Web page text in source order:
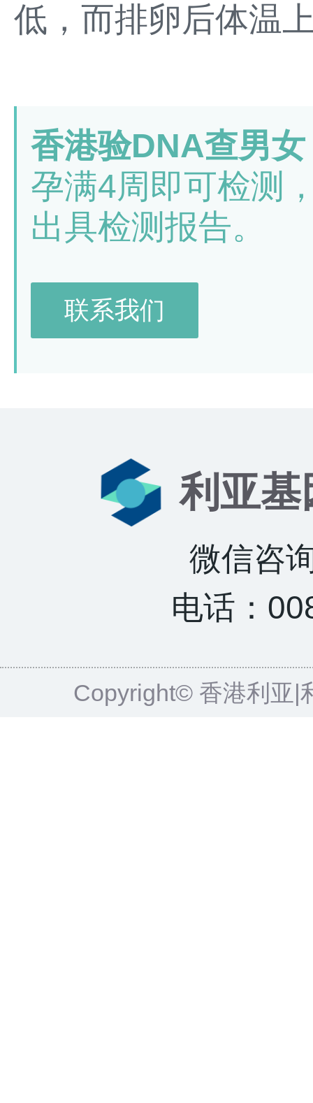
低，而排卵后体温
香港验DNA查男
孕满4周即可检测
出具检测报告。
联系我们
利亚基
微信咨
电话：
Copyright© 香港利亚|